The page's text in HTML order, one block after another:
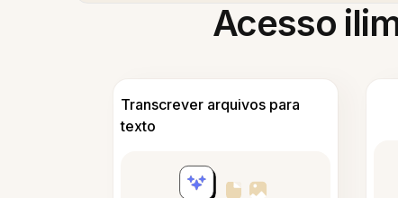
Acesso
Transcrever arquivos para
texto